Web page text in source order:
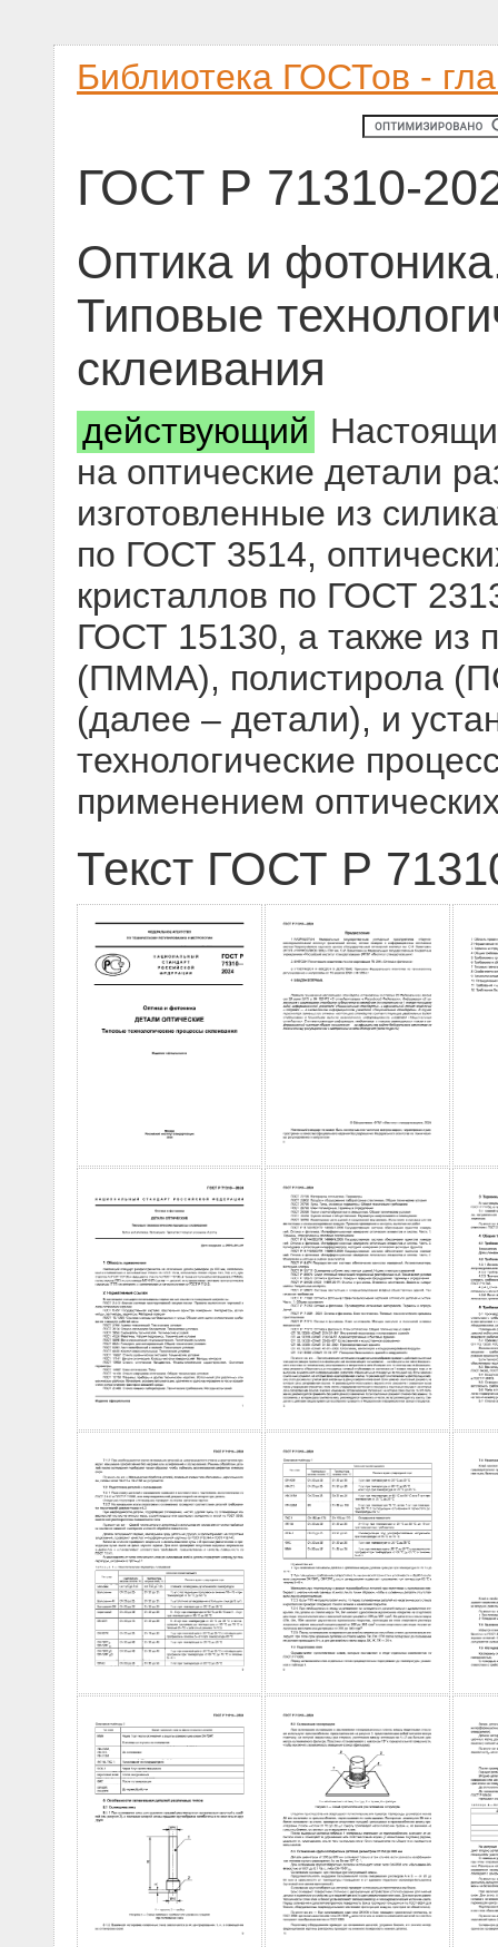
Библиотека ГОСТов -
ГОСТ Р 71310-
Оптика и
Типовые
склеивания
действующий
на оптические детали
изготовленные из
по ГОСТ 3514,
кристаллов по ГОСТ
ГОСТ 15130, а также из
(ПММА), полистирола
(далее – детали), и
технологические
применением
Текст ГОСТ Р